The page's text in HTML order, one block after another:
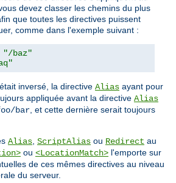
devez classer les chemins du plus
que toutes les directives puissent
comme dans l'exemple suivant :
"/baz"
inversé, la directive Alias ayant pour
appliquée avant la directive Alias
bar, et cette dernière serait toujours
Alias, ScriptAlias ou Redirect au
ou <LocationMatch> l'emporte sur
de ces mêmes directives au niveau
du serveur.